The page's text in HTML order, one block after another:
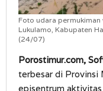
Foto udara
Lukulamo, Kabupaten
(24/07)
Porostimur.com,
terbesar di Provinsi
episentrum